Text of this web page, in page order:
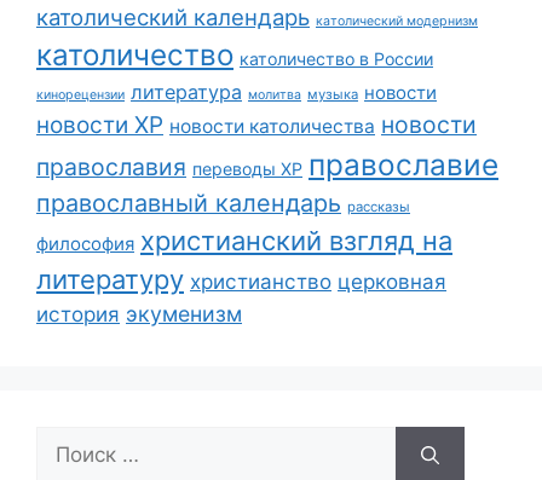
католический календарь католический модернизм
католичество католичество в России
кинорецензии литература молитва музыка новости
новости ХР новости католичества новости
православия переводы ХР православие
православный календарь рассказы
философия христианский взгляд на
литературу христианство церковная
история экуменизм
Поиск: